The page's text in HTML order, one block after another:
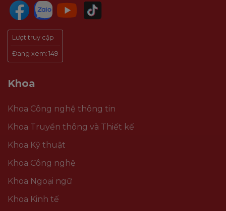
Lượt truy cập
Đang xem: 149
Khoa
Khoa Công nghệ thông tin
Khoa Truyền thông và Thiết kế
Khoa Kỹ thuật
Khoa Công nghệ
Khoa Ngoại ngữ
Khoa Kinh tế